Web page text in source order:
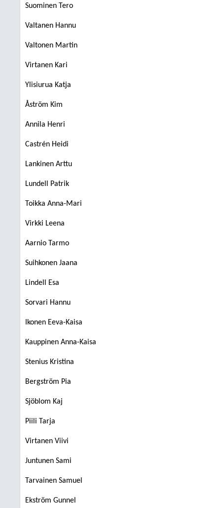
Suominen Tero
Valtanen Hannu
Valtonen Martin
Virtanen Kari
Ylisiurua Katja
Åström Kim
Annila Henri
Castrén Heidi
Lankinen Arttu
Lundell Patrik
Toikka Anna-Mari
Virkki Leena
Aarnio Tarmo
Suihkonen Jaana
Lindell Esa
Sorvari Hannu
Ikonen Eeva-Kaisa
Kauppinen Anna-Kaisa
Stenius Kristina
Bergström Pia
Sjöblom Kaj
Piili Tarja
Virtanen Viivi
Juntunen Sami
Tarvainen Samuel
Ekström Gunnel